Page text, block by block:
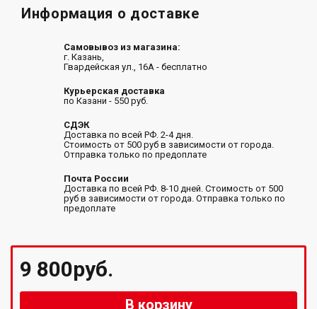
Информация о доставке
Самовывоз из магазина:
г. Казань,
Гвардейская ул., 16А - бесплатно
Курьерская доставка
по Казани - 550 руб.
СДЭК
Доставка по всей РФ. 2-4 дня.
Стоимость от 500 руб в зависимости от города.
Отправка только по предоплате
Почта России
Доставка по всей РФ. 8-10 дней. Стоимость от 500
руб в зависимости от города. Отправка только по
предоплате
9 800руб.
В корзину